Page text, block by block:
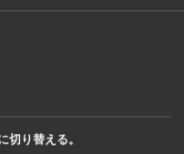
という。
切り替える。